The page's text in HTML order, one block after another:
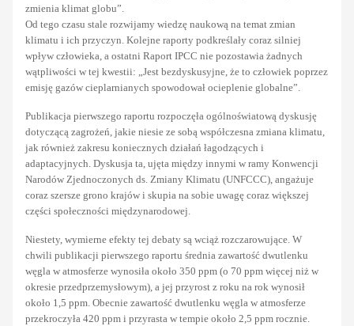
zmienia klimat globu”.
Od tego czasu stale rozwijamy wiedzę naukową na temat zmian
klimatu i ich przyczyn. Kolejne raporty podkreślały coraz silniej
wpływ człowieka, a ostatni Raport IPCC nie pozostawia żadnych
wątpliwości w tej kwestii: „Jest bezdyskusyjne, że to człowiek poprzez
emisję gazów cieplarnianych spowodował ocieplenie globalne”.
Publikacja pierwszego raportu rozpoczęła ogólnoświatową dyskusję
dotyczącą zagrożeń, jakie niesie ze sobą współczesna zmiana klimatu,
jak również zakresu koniecznych działań łagodzących i
adaptacyjnych. Dyskusja ta, ujęta między innymi w ramy Konwencji
Narodów Zjednoczonych ds. Zmiany Klimatu (UNFCCC), angażuje
coraz szersze grono krajów i skupia na sobie uwagę coraz większej
części społeczności międzynarodowej.
Niestety, wymierne efekty tej debaty są wciąż rozczarowujące. W
chwili publikacji pierwszego raportu średnia zawartość dwutlenku
węgla w atmosferze wynosiła około 350 ppm (o 70 ppm więcej niż w
okresie przedprzemysłowym), a jej przyrost z roku na rok wynosił
około 1,5 ppm. Obecnie zawartość dwutlenku węgla w atmosferze
przekroczyła 420 ppm i przyrasta w tempie około 2,5 ppm rocznie.